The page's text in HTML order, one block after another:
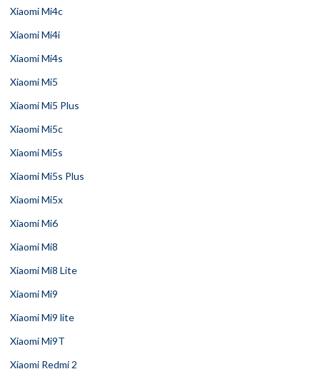
Xiaomi Mi4c
Xiaomi Mi4i
Xiaomi Mi4s
Xiaomi Mi5
Xiaomi Mi5 Plus
Xiaomi Mi5c
Xiaomi Mi5s
Xiaomi Mi5s Plus
Xiaomi Mi5x
Xiaomi Mi6
Xiaomi Mi8
Xiaomi Mi8 Lite
Xiaomi Mi9
Xiaomi Mi9 lite
Xiaomi Mi9T
Xiaomi Redmi 2